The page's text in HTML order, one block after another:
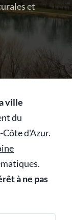
et
ville
du
d'Azur.
à ne pas